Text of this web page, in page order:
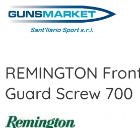
REMINGTON
Guard Screw 700